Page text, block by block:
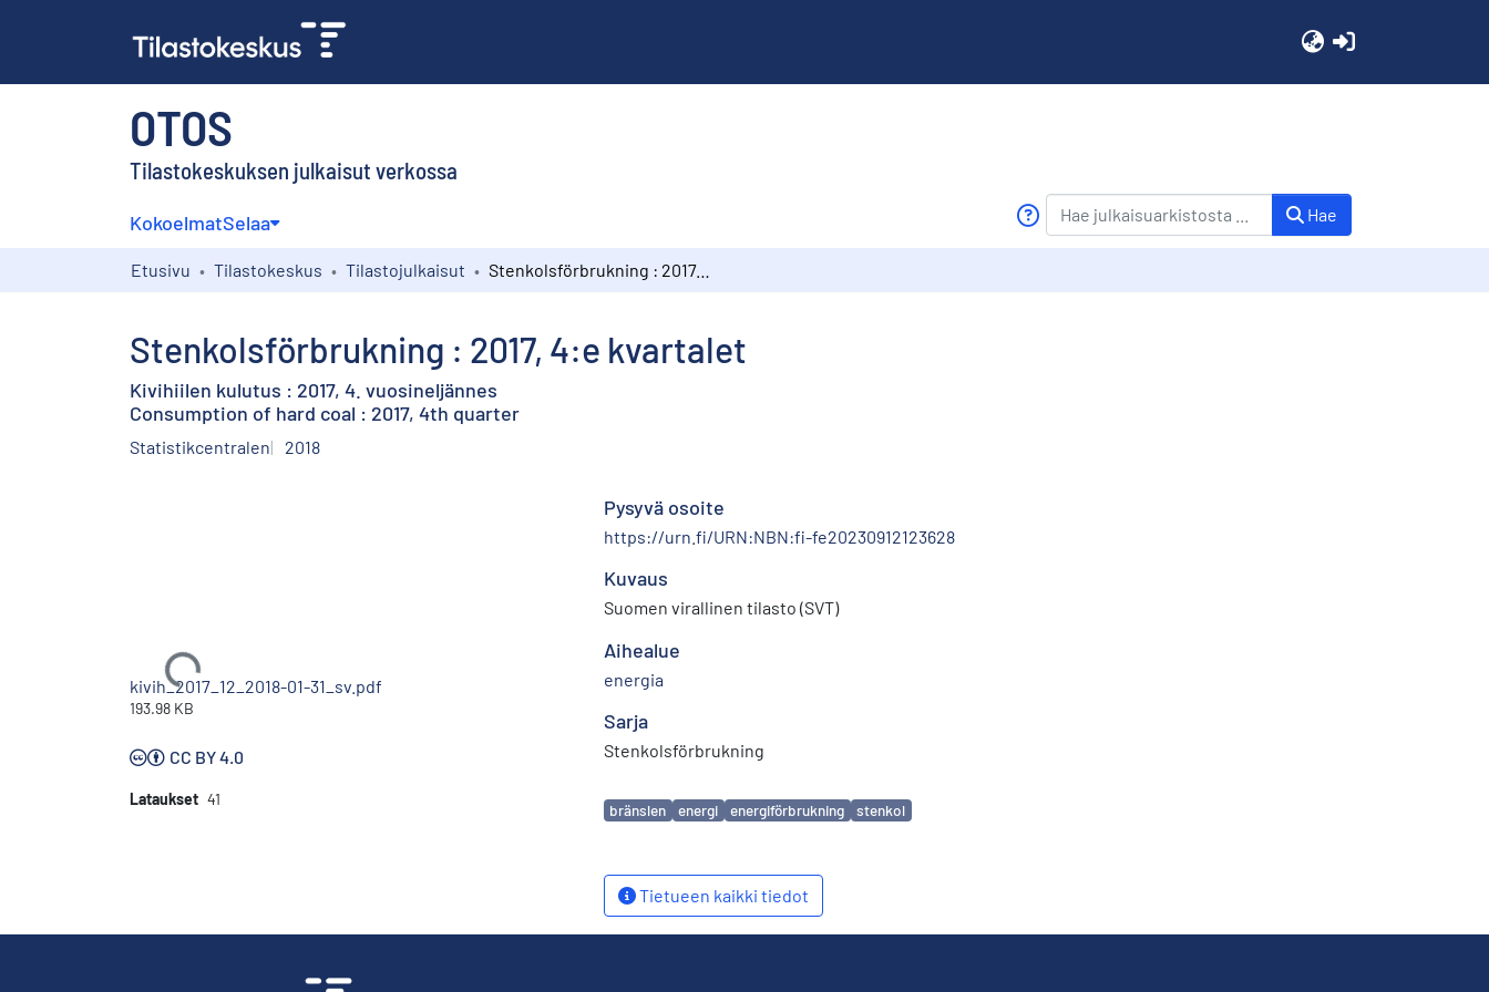
OTOS
Tilastokeskuksen julkaisut verkossa
KokoelmatSelaa Hae
Etusivu Tilastokeskus Tilastojulkaisut Stenkolsförbrukning : 2017, 4:e kvartalet
Stenkolsförbrukning : 2017, 4:e kvartalet
Kivihiilen kulutus : 2017, 4. vuosineljännes
Consumption of hard coal : 2017, 4th quarter
Statistikcentralen 2018
Ladataan...
kivih_2017_12_2018-01-31_sv.pdf
193.98 KB
CC BY 4.0
Lataukset 41
Pysyvä osoite
https://urn.fi/URN:NBN:fi-fe20230912123628
Kuvaus
Suomen virallinen tilasto (SVT)
Aihealue
energia
Sarja
Stenkolsförbrukning
Avainsanat
bränslen energi energiförbrukning stenkol
Tietueen kaikki tiedot